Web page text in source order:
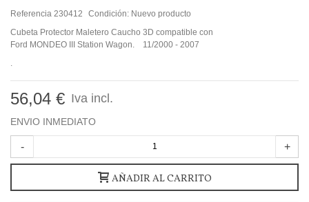
Referencia 230412 Condición: Nuevo producto
Cubeta Protector Maletero Caucho 3D compatible con
Ford MONDEO III Station Wagon. 11/2000 - 2007
.
56,04 € Iva incl.
ENVIO INMEDIATO
- +
AÑADIR AL CARRITO